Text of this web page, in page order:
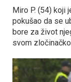
Miro P. (54) koji
pokušao da se
bore za život
svom